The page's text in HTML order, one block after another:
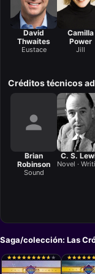
David
Thwaites
Eustace
Camilla
Power
Jill
Créditos técnicos
Brian
Robinson
Sound
C. S.
Novel ·
Saga/colección: Las
★
★★
★★
★★
★★
★★
★★
★★
★★
★ ★
★ ★
★★
★★
★★
★★
★